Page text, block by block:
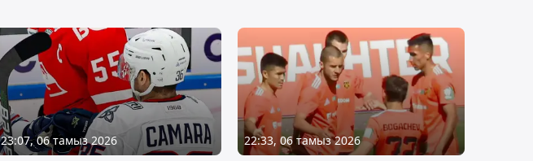
23:07, 06 тамыз 2026 22:33, 06 тамыз 2026